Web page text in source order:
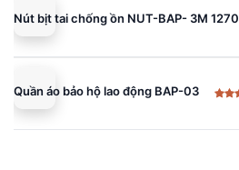
195.000 ₫.
Nút bịt tai chống ồn NUT-BAP- 3M 1270
Quần áo bảo hộ lao động BAP-03
hạng
Giá
là:
Giá
tại